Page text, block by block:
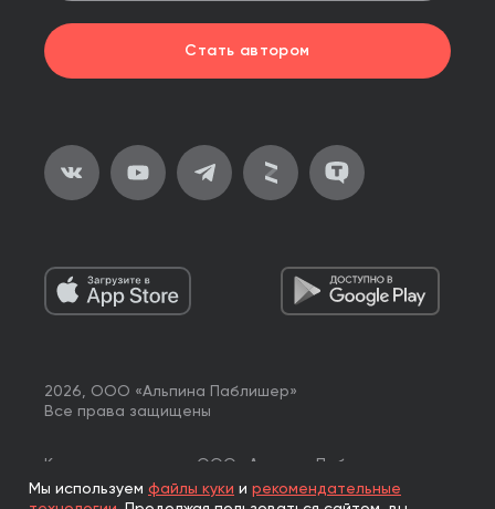
Стать автором
2026, ООО «Альпина Паблишер»
Все права защищены
Книги реализуются ООО «Альпина Паблишер»
по договору комиссии с ООО «Альпина нон-фикшн»,
по договору комиссии с ООО «Альпина ПРО».
Мы используем файлы куки и рекомендательные